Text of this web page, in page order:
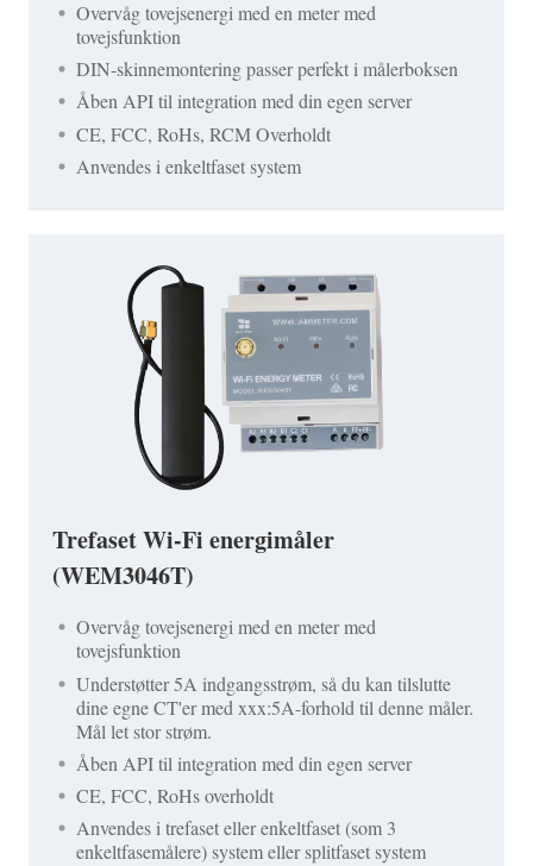
Overvåg tovejsenergi med en meter med
tovejsfunktion
DIN-skinnemontering passer perfekt i målerboksen
Åben API til integration med din egen server
CE, FCC, RoHs, RCM Overholdt
Anvendes i enkeltfaset system
Trefaset Wi-Fi energimåler
(WEM3046T)
Overvåg tovejsenergi med en meter med
tovejsfunktion
Understøtter 5A indgangsstrøm, så du kan tilslutte
dine egne CT'er med xxx:5A-forhold til denne måler.
Mål let stor strøm.
Åben API til integration med din egen server
CE, FCC, RoHs overholdt
Anvendes i trefaset eller enkeltfaset (som 3
enkeltfasemålere) system eller splitfaset system